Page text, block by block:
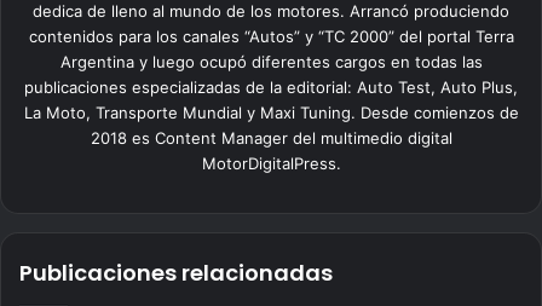
dedica de lleno al mundo de los motores. Arrancó produciendo
contenidos para los canales “Autos” y “TC 2000” del portal Terra
Argentina y luego ocupó diferentes cargos en todas las
publicaciones especializadas de la editorial: Auto Test, Auto Plus,
La Moto, Transporte Mundial y Maxi Tuning. Desde comienzos de
2018 es Content Manager del multimedio digital
MotorDigitalPress.
Publicaciones relacionadas